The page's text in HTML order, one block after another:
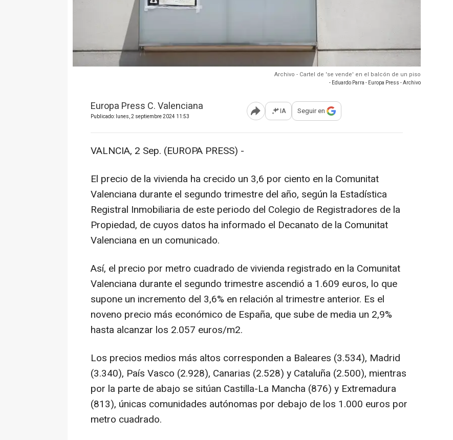
Archivo - Cartel de 'se vende' en el balcón de un piso
- Eduardo Parra - Europa Press - Archivo
Europa Press C. Valenciana
Publicado: lunes, 2 septiembre 2024 11:53 Abrir opciones para compartir
IA Seguir en
VALNCIA, 2 Sep. (EUROPA PRESS) -
El precio de la vivienda ha crecido un 3,6 por ciento en la Comunitat
Valenciana durante el segundo trimestre del año, según la Estadística
Registral Inmobiliaria de este periodo del Colegio de Registradores de la
Propiedad, de cuyos datos ha informado el Decanato de la Comunitat
Valenciana en un comunicado.
Así, el precio por metro cuadrado de vivienda registrado en la Comunitat
Valenciana durante el segundo trimestre ascendió a 1.609 euros, lo que
supone un incremento del 3,6% en relación al trimestre anterior. Es el
noveno precio más económico de España, que sube de media un 2,9%
hasta alcanzar los 2.057 euros/m2.
Los precios medios más altos corresponden a Baleares (3.534), Madrid
(3.340), País Vasco (2.928), Canarias (2.528) y Cataluña (2.500), mientras
por la parte de abajo se sitúan Castilla-La Mancha (876) y Extremadura
(813), únicas comunidades autónomas por debajo de los 1.000 euros por
metro cuadrado.